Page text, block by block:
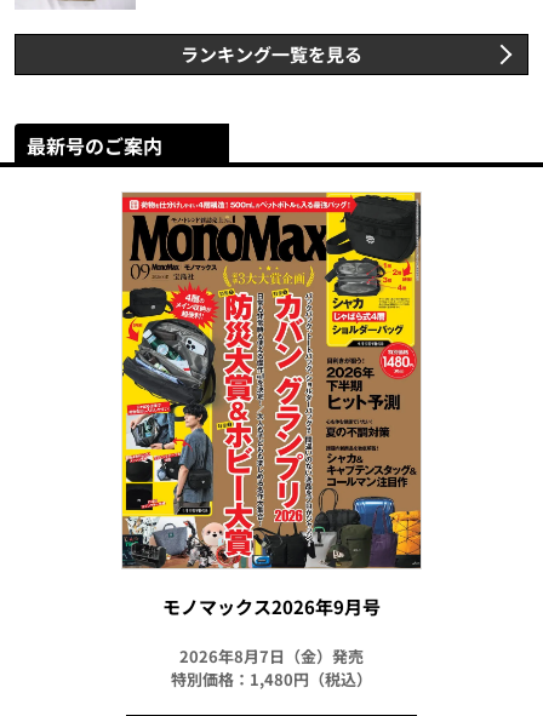
ランキング一覧を見る
最新号のご案内
モノマックス2026年9月号
2026年8月7日（金）発売
特別価格：1,480円（税込）